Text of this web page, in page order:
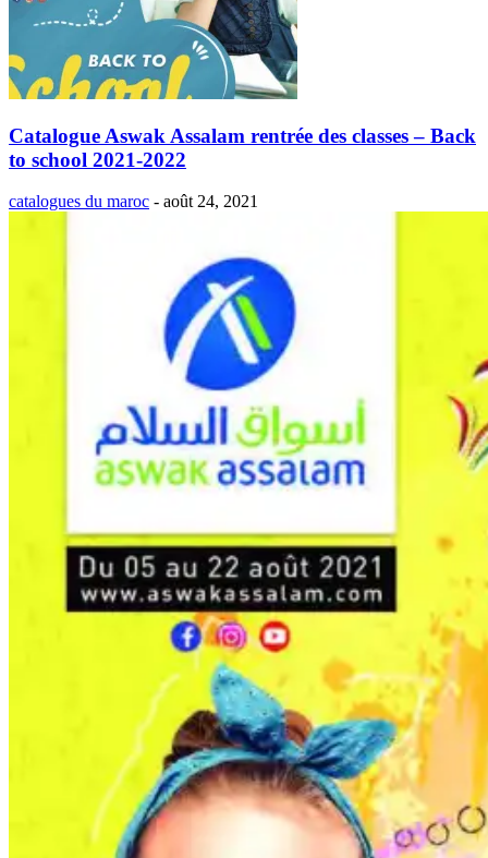
Catalogue Aswak Assalam rentrée des classes – Back
to school 2021-2022
catalogues du maroc - août 24, 2021